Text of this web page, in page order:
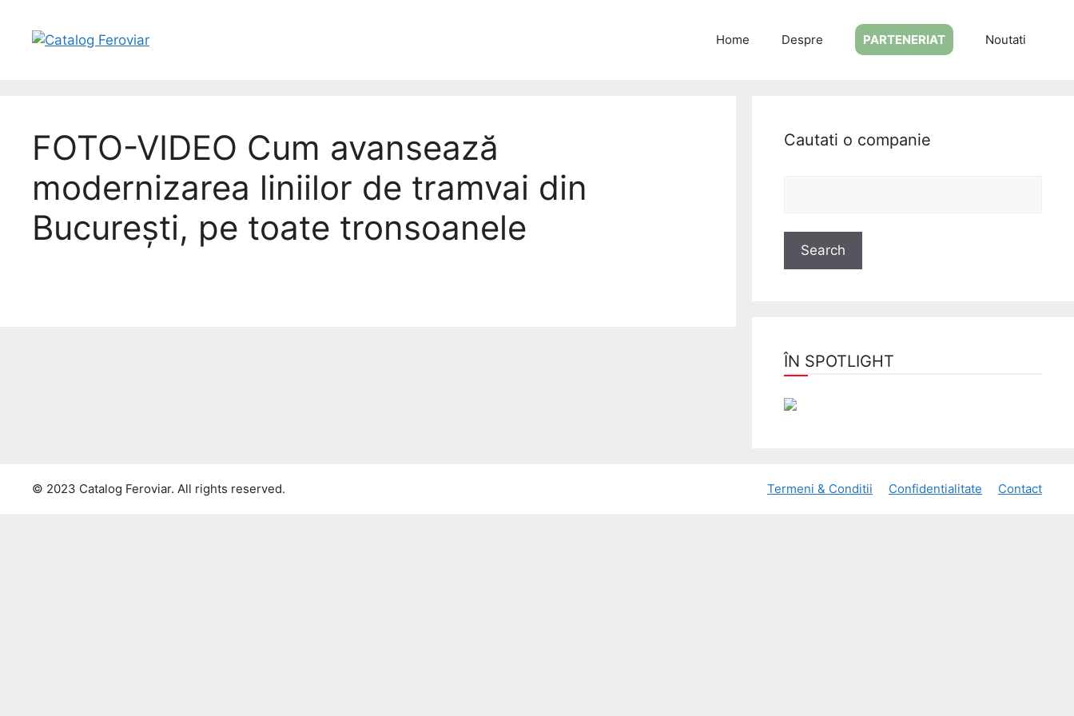
Home Despre PARTENERIAT Noutati
FOTO-VIDEO Cum avansează
modernizarea liniilor de tramvai din
București, pe toate tronsoanele
Cautati o companie
ÎN SPOTLIGHT
Termeni & Conditii Confidentialitate Contact
© 2023 Catalog Feroviar. All rights reserved.